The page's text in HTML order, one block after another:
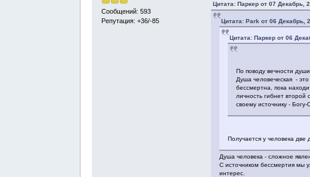
Сообщений: 593
Репутация: +36/-85
Цитата: Паркер от 07 Декабрь,
Цитата: Park от 06 Декабрь,
Цитата: Паркер от 06
По поводу вечности души.
Душа человеческая -
бессмертна, пока
личность гибнет
своему источнику - Богу-
Получается у человека
Душа человека - сложное
С источником бессмертия мы
интерес.